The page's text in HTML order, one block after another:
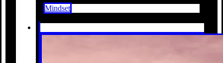
Mindset